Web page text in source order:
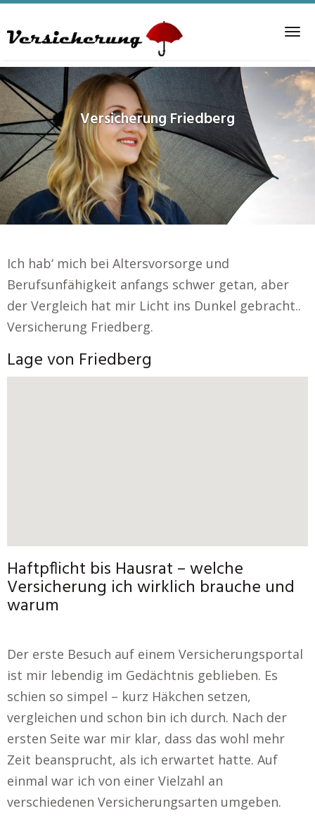
to
content
VersicherungFriedberg
Ich hab‘ mich bei Altersvorsorge und
Berufsunfähigkeit anfangs schwer getan, aber
der Vergleich hat mir Licht ins Dunkel gebracht..
Versicherung Friedberg.
Lage von Friedberg
Haftpflicht bis Hausrat – welche
Versicherung ich wirklich brauche und
warum
Der erste Besuch auf einem Versicherungsportal
ist mir lebendig im Gedächtnis geblieben. Es
schien so simpel – kurz Häkchen setzen,
vergleichen und schon bin ich durch. Nach der
ersten Seite war mir klar, dass das wohl mehr
Zeit beansprucht, als ich erwartet hatte. Auf
einmal war ich von einer Vielzahl an
verschiedenen Versicherungsarten umgeben.